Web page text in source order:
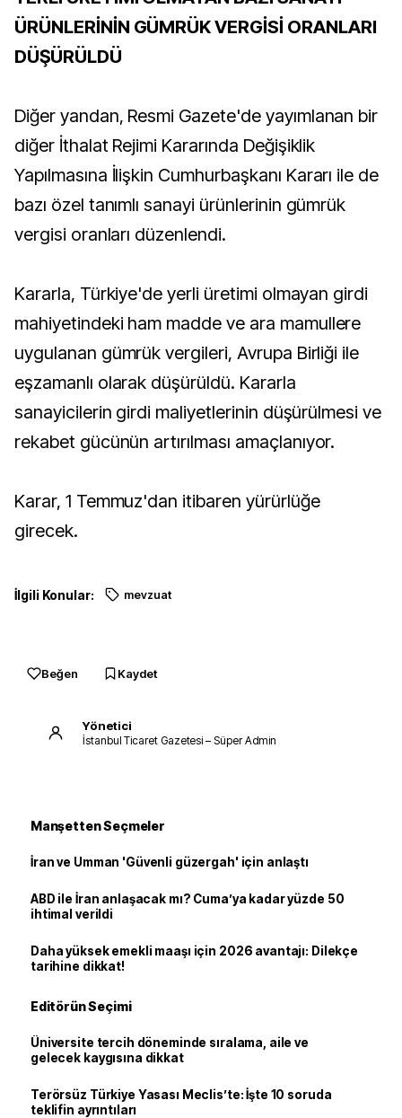
ÜRÜNLERİNİN GÜMRÜK VERGİSİ ORANLARI
DÜŞÜRÜLDÜ
Diğer yandan, Resmi Gazete'de yayımlanan bir
diğer İthalat Rejimi Kararında Değişiklik
Yapılmasına İlişkin Cumhurbaşkanı Kararı ile de
bazı özel tanımlı sanayi ürünlerinin gümrük
vergisi oranları düzenlendi.
Kararla, Türkiye'de yerli üretimi olmayan girdi
mahiyetindeki ham madde ve ara mamullere
uygulanan gümrük vergileri, Avrupa Birliği ile
eşzamanlı olarak düşürüldü. Kararla
sanayicilerin girdi maliyetlerinin düşürülmesi ve
rekabet gücünün artırılması amaçlanıyor.
Karar, 1 Temmuz'dan itibaren yürürlüğe
girecek.
İlgili Konular: mevzuat
Beğen Kaydet
Yönetici
İstanbul Ticaret Gazetesi – Süper Admin
Manşetten Seçmeler
İran ve Umman 'Güvenli güzergah' için anlaştı
ABD ile İran anlaşacak mı? Cuma’ya kadar yüzde 50
ihtimal verildi
Daha yüksek emekli maaşı için 2026 avantajı: Dilekçe
tarihine dikkat!
Editörün Seçimi
Üniversite tercih döneminde sıralama, aile ve
gelecek kaygısına dikkat
Terörsüz Türkiye Yasası Meclis’te: İşte 10 soruda
teklifin ayrıntıları